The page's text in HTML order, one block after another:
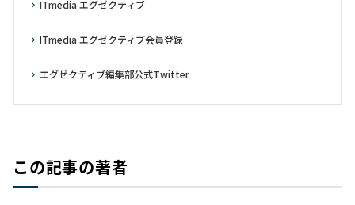
ITmedia エグゼクティブ
ITmedia エグゼクティブ会員登録
エグゼクティブ編集部公式Twitter
この記事の著者